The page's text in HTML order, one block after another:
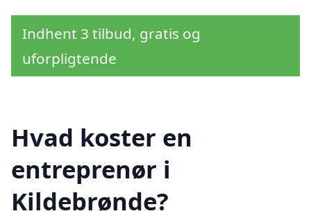
Indhent 3 tilbud, gratis og
uforpligtende
Hvad koster en
entreprenør i
Kildebrønde?